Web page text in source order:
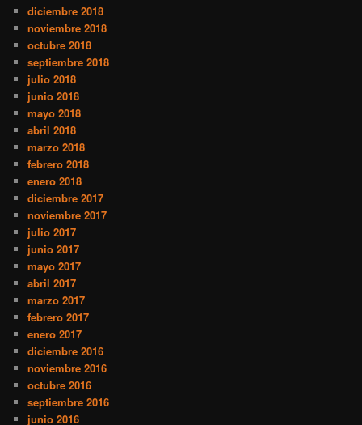
diciembre 2018
noviembre 2018
octubre 2018
septiembre 2018
julio 2018
junio 2018
mayo 2018
abril 2018
marzo 2018
febrero 2018
enero 2018
diciembre 2017
noviembre 2017
julio 2017
junio 2017
mayo 2017
abril 2017
marzo 2017
febrero 2017
enero 2017
diciembre 2016
noviembre 2016
octubre 2016
septiembre 2016
junio 2016